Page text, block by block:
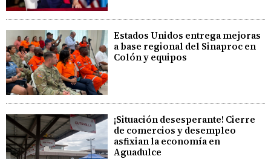
Estados Unidos entrega mejoras
a base regional del Sinaproc en
Colón y equipos
¡Situación desesperante! Cierre
de comercios y desempleo
asfixian la economía en
Aguadulce